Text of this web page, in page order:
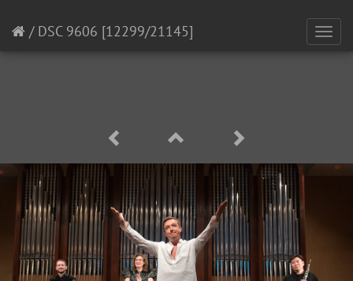
/ DSC 9606 [12299/21145]